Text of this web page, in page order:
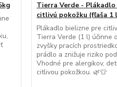
Tierra Verde -
citlivú pokožku (fľaša 1
Plákadlo bielizne pre
Tierra Verde (1 l) účinne
zvyšky pracích
prádlo a znižuje riziko
Vhodné pre alergikov,
citlivou pokožkou. 🌿👕